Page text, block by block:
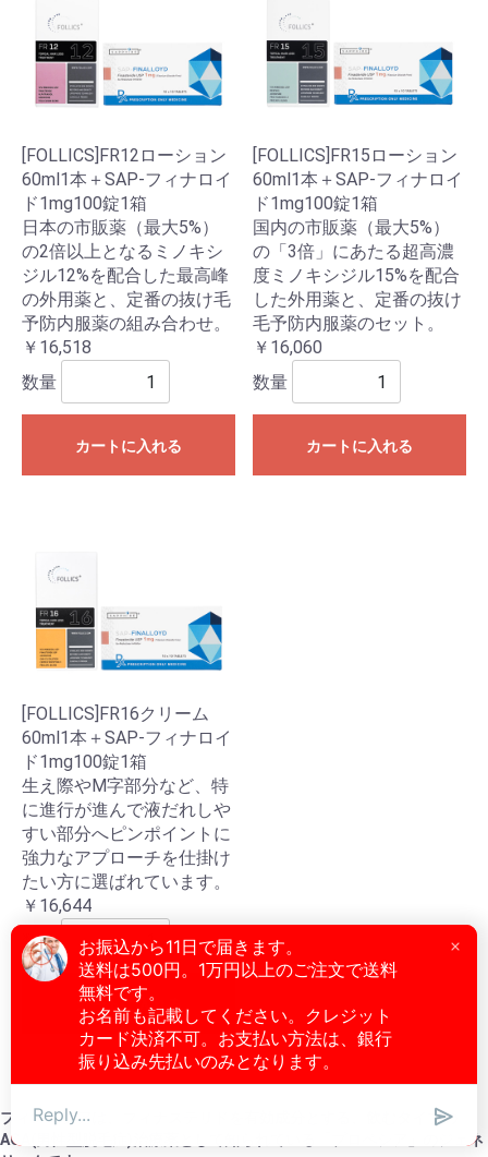
[FOLLICS]FR12ローション
60ml1本＋SAP-フィナロイ
ド1mg100錠1箱
日本の市販薬（最大5%）
の2倍以上となるミノキシ
ジル12%を配合した最高峰
の外用薬と、定番の抜け毛
予防内服薬の組み合わせ。
￥16,518
数量
カートに入れる
[FOLLICS]FR15ローション
60ml1本＋SAP-フィナロイ
ド1mg100錠1箱
国内の市販薬（最大5%）
の「3倍」にあたる超高濃
度ミノキシジル15%を配合
した外用薬と、定番の抜け
毛予防内服薬のセット。
￥16,060
数量
カートに入れる
[FOLLICS]FR16クリーム
60ml1本＋SAP-フィナロイ
ド1mg100錠1箱
生え際やM字部分など、特
に進行が進んで液だれしや
すい部分へピンポイントに
強力なアプローチを仕掛け
たい方に選ばれています。
￥16,644
数量
カートに入れる
フィンペシアは、フィナステリドを有効成分とする、飲むタイプの
AGA(男性型脱毛症)治療薬として知られている「プロペシア」のジェネ